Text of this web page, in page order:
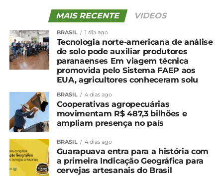
MAIS RECENTE VIDEOS
BRASIL 1 dia ago
Tecnologia norte-americana de análise
de solo pode auxiliar produtores
paranaenses Em viagem técnica
promovida pelo Sistema FAEP aos
EUA, agricultores conheceram solu
BRASIL 4 dias ago
Cooperativas agropecuárias
movimentam R$ 487,3 bilhões e
ampliam presença no país
BRASIL 4 dias ago
Guarapuava entra para a história com
a primeira Indicação Geográfica para
cervejas artesanais do Brasil